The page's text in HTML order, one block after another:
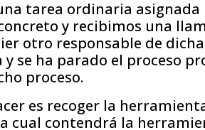
tarea ordinaria asignada
y recibimos una
otro responsable de
se ha parado el proceso
proceso.
es recoger la
cual contendrá la